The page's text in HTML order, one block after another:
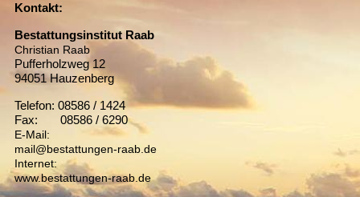
Kontakt:
Bestattungsinstitut Raab
Christian Raab
Pufferholzweg 12
94051 Hauzenberg
Telefon: 08586 / 1424
Fax: 08586 / 6290
E-Mail:
mail@bestattungen-raab.de
Internet:
www.bestattungen-raab.de